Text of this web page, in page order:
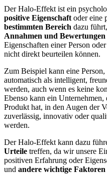
Der Halo-Effekt ist ein
positive Eigenschaft oder eine
bestimmten Bereich dazu
Annahmen und
Eigenschaften einer Person
nicht direkt beurteilen können.
Zum Beispiel kann eine
automatisch als intelligent,
werden, auch wenn es keine
Ebenso kann ein
Produkt hat, in den Augen der
zuverlässig, innovativ oder
werden.
Der Halo-Effekt kann dazu
Urteile treffen, da wir unsere
positiven Erfahrung oder
und andere wichtige